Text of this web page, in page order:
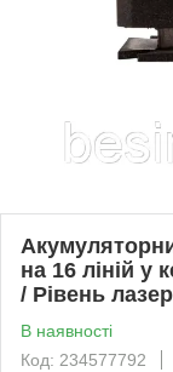
на 16 ліній у
/ Рівень
В наявності
Код: 234577792